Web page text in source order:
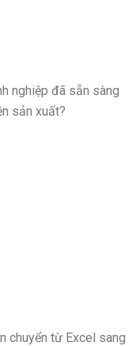
nghiệp đã sẵn sàng
sản xuất?
chuyển từ Excel sang